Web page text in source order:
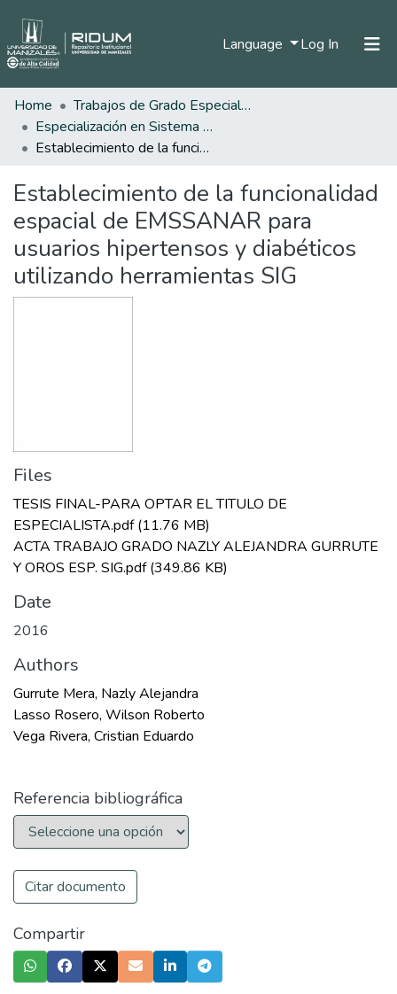
Language Log In (current)
Home
Trabajos de Grado Especializaciones
Especialización en Sistema de Información Geográfica
Establecimiento de la funcionalidad espacial de EMSSANAR para usuarios hipertensos y diabéticos utilizando herramientas SIG
Establecimiento de la funcionalidad
espacial de EMSSANAR para
usuarios hipertensos y diabéticos
utilizando herramientas SIG
Files
TESIS FINAL-PARA OPTAR EL TITULO DE
ESPECIALISTA.pdf(11.76 MB)
ACTA TRABAJO GRADO NAZLY ALEJANDRA GURRUTE
Y OROS ESP. SIG.pdf(349.86 KB)
Date
2016
Authors
Gurrute Mera, Nazly Alejandra
Lasso Rosero, Wilson Roberto
Vega Rivera, Cristian Eduardo
Referencia bibliográfica
Citar documento
Compartir